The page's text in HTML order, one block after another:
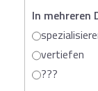
In mehreren
vertiefen
???